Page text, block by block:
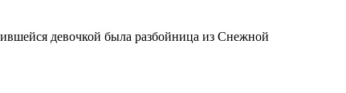
девочкой была разбойница из Снежной